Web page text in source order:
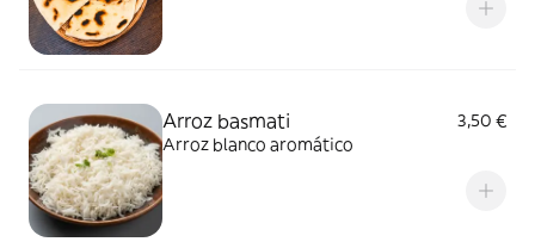
Arroz basmati
3,50 €
Arroz blanco aromático